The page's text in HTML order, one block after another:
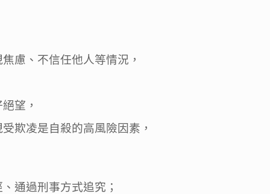
慮、不信任他人等情況，
望，
欺凌是自殺的高風險因素，
通過刑事方式追究；